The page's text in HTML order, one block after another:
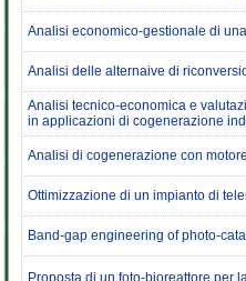
Analisi economico-gestionale di
Analisi delle alternaive di
Analisi tecnico-economica e
in applicazioni di cogenerazione
Analisi di cogenerazione con
Ottimizzazione di un impianto di
Band-gap engineering of photo-
Proposta di un foto-bioreattore per